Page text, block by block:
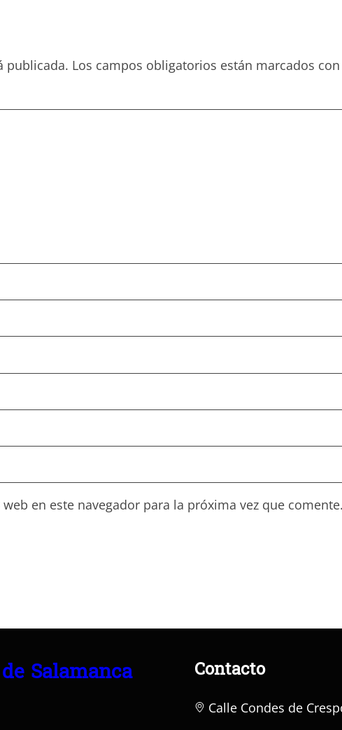
publicada. Los campos obligatorios están marcados con
en este navegador para la próxima vez que comente.
Salamanca Contacto
Calle Condes de